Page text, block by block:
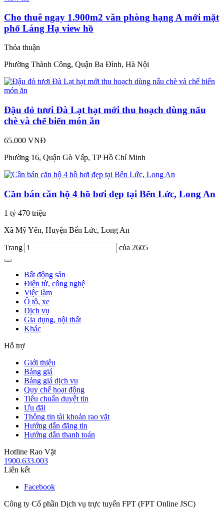
Cho thuê ngay 1.900m2 văn phòng hạng A mới mặt
phố Láng Hạ view hồ
Thỏa thuận
Phường Thành Công, Quận Ba Đình, Hà Nội
Đậu đỏ tươi Đà Lạt hạt mới thu hoạch dùng nấu
chè và chế biến món ăn
65.000 VNĐ
Phường 16, Quận Gò Vấp, TP Hồ Chí Minh
Cần bán căn hộ 4 hồ bơi đẹp tại Bến Lức, Long An
1 tỷ 470 triệu
Xã Mỹ Yên, Huyện Bến Lức, Long An
Trang của 2605
Bất động sản
Điện tử, công nghệ
Việc làm
Ô tô, xe
Dịch vụ
Gia dụng, nội thất
Khác
Hỗ trợ
Giới thiệu
Bảng giá
Bảng giá dịch vụ
Quy chế hoạt động
Tiêu chuẩn duyệt tin
Ưu đãi
Thông tin tài khoản rao vặt
Hướng dẫn đăng tin
Hướng dẫn thanh toán
Hotline Rao Vặt
1900.633.003
Liên kết
Facebook
Công ty Cổ phần Dịch vụ trực tuyến FPT (FPT Online JSC)